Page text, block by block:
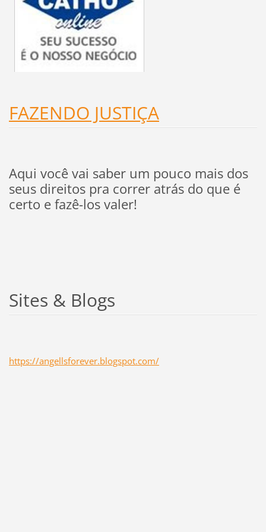
FAZENDO JUSTIÇA
Aqui você vai saber um pouco mais dos
seus direitos pra correr atrás do que é
certo e fazê-los valer!
Sites & Blogs
https://angellsforever.blogspot.com/